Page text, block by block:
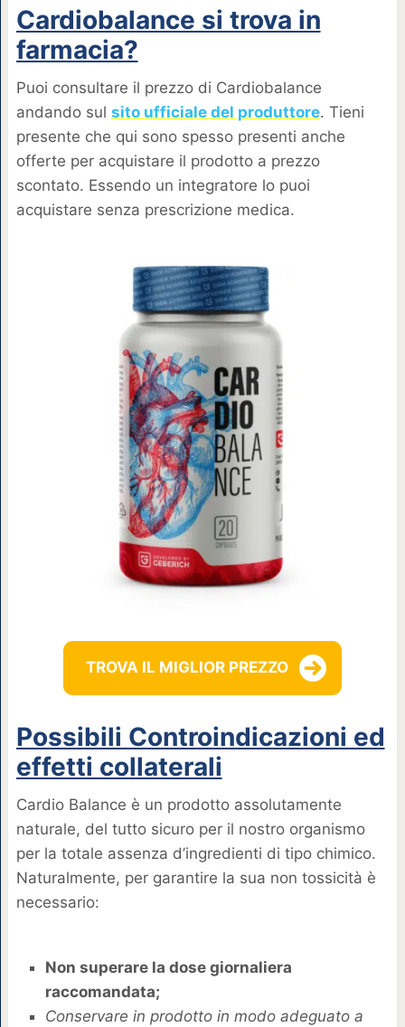
Cardiobalance si trova in
farmacia?
Puoi consultare il prezzo di Cardiobalance
andando sul sito ufficiale del produttore. Tieni
presente che qui sono spesso presenti anche
offerte per acquistare il prodotto a prezzo
scontato. Essendo un integratore lo puoi
acquistare senza prescrizione medica.
TROVA IL MIGLIOR PREZZO
Possibili Controindicazioni ed
effetti collaterali
Cardio Balance è un prodotto assolutamente
naturale, del tutto sicuro per il nostro organismo
per la totale assenza d’ingredienti di tipo chimico.
Naturalmente, per garantire la sua non tossicità è
necessario:
Non superare la dose giornaliera
raccomandata;
Conservare in prodotto in modo adeguato a